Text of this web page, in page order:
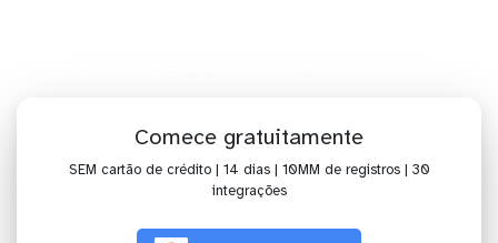
Comece gratuitamente
SEM cartão de crédito | 14 dias | 10MM de registros | 30
integrações